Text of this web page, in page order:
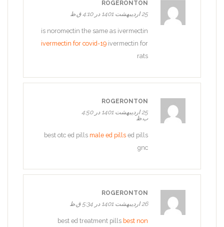
ROGERONTON
25 اردیبهشت 1401 در 4:10 ق.ظ
is noromectin the same as ivermectin
ivermectin for covid-19 ivermectin for
rats
ROGERONTON
25 اردیبهشت 1401 در 4:50
ب.ظ
best otc ed pills male ed pills ed pills
gnc
ROGERONTON
26 اردیبهشت 1401 در 5:34 ق.ظ
best ed treatment pills best non